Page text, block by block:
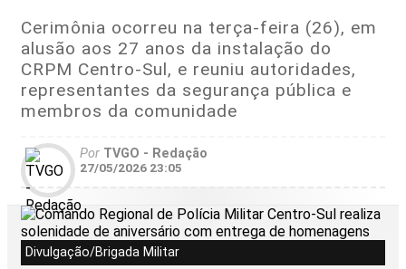
Cerimônia ocorreu na terça-feira (26), em
alusão aos 27 anos da instalação do
CRPM Centro-Sul, e reuniu autoridades,
representantes da segurança pública e
membros da comunidade
Por TVGO - Redação
27/05/2026 23:05
Divulgação/Brigada Militar